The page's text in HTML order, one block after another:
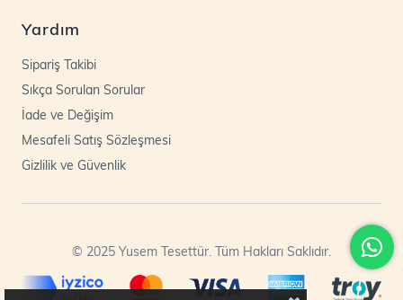
Yardım
Sipariş Takibi
Sıkça Sorulan Sorular
İade ve Değişim
Mesafeli Satış Sözleşmesi
Gizlilik ve Güvenlik
© 2025 Yusem Tesettür. Tüm Hakları Saklıdır.